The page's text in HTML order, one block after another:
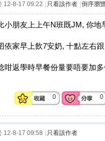
12-8-17 09:22 只看該作者 倒序瀏
小朋友上上午N班既JM, 你地
依家早上飲7安奶, 十點左右
咁返學時早餐份量要唔要加
0 0
12-8-17 09:58 只看該作者